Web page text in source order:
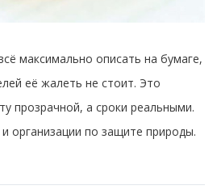
максимально описать на бумаге,
её жалеть не стоит. Это
прозрачной, а сроки реальными.
организации по защите природы.